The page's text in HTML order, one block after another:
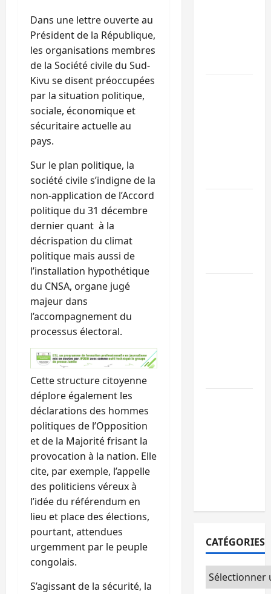
Dans une lettre ouverte au
Président de la République,
les organisations membres
de la Société civile du Sud-
Kivu se disent préoccupées
par la situation politique,
sociale, économique et
sécuritaire actuelle au
pays.
Sur le plan politique, la
société civile s’indigne de la
non-application de l’Accord
politique du 31 décembre
dernier quant à la
décrispation du climat
politique mais aussi de
l’installation hypothétique
du CNSA, organe jugé
majeur dans
l’accompagnement du
processus électoral.
Cette structure citoyenne
déplore également les
déclarations des hommes
politiques de l’Opposition
et de la Majorité frisant la
provocation à la nation. Elle
cite, par exemple, l’appelle
des politiciens véreux à
l’idée du référendum en
lieu et place des élections,
pourtant, attendues
urgemment par le peuple
congolais.
S’agissant de la sécurité, la
CATÉGORIES
Catégories